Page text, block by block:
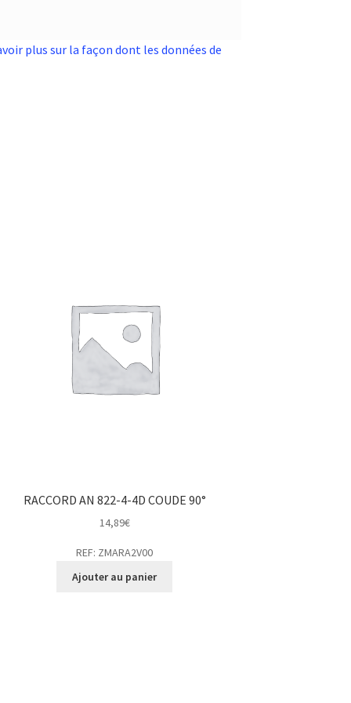
plus sur la façon dont les données de
RACCORD AN 822-4-4D COUDE 90°
14,89€
REF: ZMARA2V00
Ajouter au panier